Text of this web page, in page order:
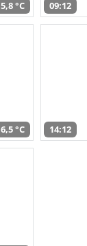
5,8 °C 09:12
6,5 °C 14:12